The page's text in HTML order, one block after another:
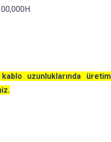
uzunluklarında üretim